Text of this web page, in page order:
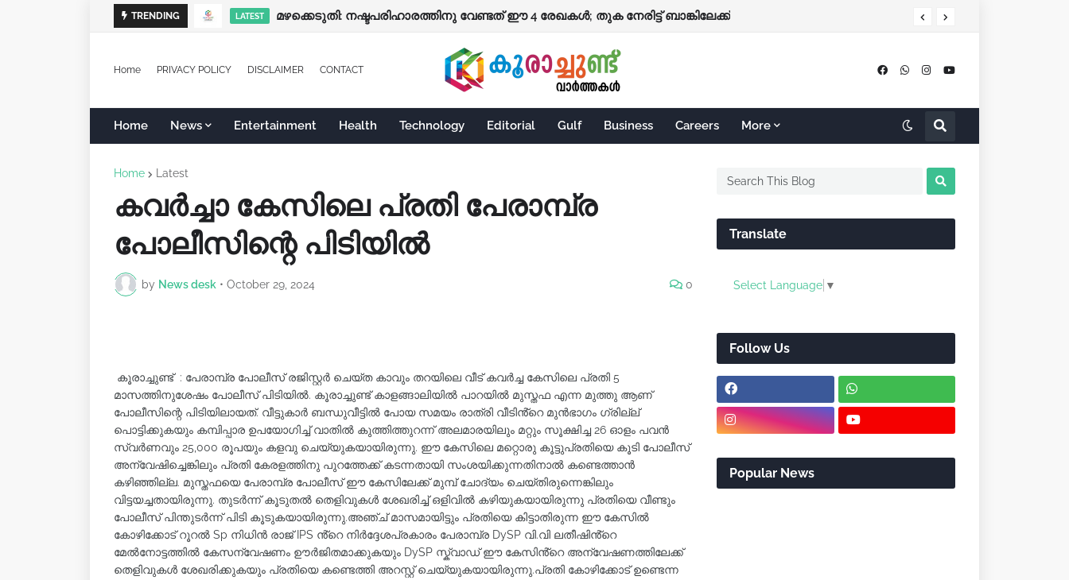
TRENDING LATEST മഴക്കെടുതി: നഷ്ടപരിഹാരത്തിനു വേണ്ടത് ഈ 4 രേഖകൾ; തുക നേരിട്ട് ബാങ്കിലേക്ക്
Home PRIVACY POLICY DISCLAIMER CONTACT
Home News Entertainment Health Technology Editorial Gulf Business Careers More
Home Latest
കവർച്ചാ കേസിലെ പ്രതി പേരാമ്പ്ര
പോലീസിന്റെ പിടിയിൽ
by News desk • October 29, 2024 0
കൂരാച്ചുണ്ട് : പേരാമ്പ്ര പോലീസ് രജിസ്റ്റർ ചെയ്ത കാവും തറയിലെ വീട് കവർച്ച കേസിലെ പ്രതി 5
മാസത്തിനുശേഷം പോലീസ് പിടിയിൽ. കൂരാച്ചുണ്ട് കാളങ്ങാലിയിൽ പാറയിൽ മുസ്തഫ എന്ന മുത്തു ആണ്
പോലീസിന്റെ പിടിയിലായത്. വീട്ടുകാർ ബന്ധുവീട്ടിൽ പോയ സമയം രാത്രി വീടിൻ്റെ മുൻഭാഗം ഗ്രില്ല്
പൊട്ടിക്കുകയും കമ്പിപ്പാര ഉപയോഗിച്ച് വാതിൽ കുത്തിത്തുറന്ന് അലമാരയിലും മറ്റും സൂക്ഷിച്ച 26 ഓളം പവൻ
സ്വർണവും 25,000 രൂപയും കളവു ചെയ്യുകയായിരുന്നു. ഈ കേസിലെ മറ്റൊരു കൂട്ടുപ്രതിയെ കൂടി പോലീസ്
അന്വേഷിച്ചെങ്കിലും പ്രതി കേരളത്തിനു പുറത്തേക്ക് കടന്നതായി സംശയിക്കുന്നതിനാൽ കണ്ടെത്താൻ
കഴിഞ്ഞില്ല. മുസ്തഫയെ പേരാമ്പ്ര പോലീസ് ഈ കേസിലേക്ക് മുമ്പ് ചോദ്യം ചെയ്തിരുന്നെങ്കിലും
വിട്ടയച്ചതായിരുന്നു. തുടർന്ന് കൂടുതൽ തെളിവുകൾ ശേഖരിച്ച് ഒളിവിൽ കഴിയുകയായിരുന്നു പ്രതിയെ വീണ്ടും
പോലീസ് പിന്തുടർന്ന് പിടി കൂടുകയായിരുന്നു.അഞ്ച് മാസമായിട്ടും പ്രതിയെ കിട്ടാതിരുന്ന ഈ കേസിൽ
കോഴിക്കോട് റൂറൽ Sp നിധിൻ രാജ് IPS ൻ്റെ നിർദ്ദേശപ്രകാരം പേരാമ്പ്ര DySP വി.വി ലതീഷിൻ്റെ
മേൽനോട്ടത്തിൽ കേസന്വേഷണം ഊർജിതമാക്കുകയും DySP സ്ക്വാഡ് ഈ കേസിൻ്റെ അന്വേഷണത്തിലേക്ക്
തെളിവുകൾ ശേഖരിക്കുകയും പ്രതിയെ കണ്ടെത്തി അറസ്റ്റ് ചെയ്യുകയായിരുന്നു.പ്രതി കോഴിക്കോട് ഉണ്ടെന്ന
Translate
Select Language ▼
Follow Us
Popular News